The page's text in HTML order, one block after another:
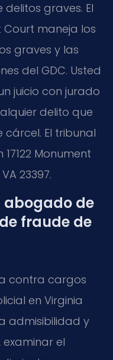
graves. El
Court maneja los
graves y las
del GDC. Usted
juicio con jurado
delito que
El tribunal
Monument
23397.
abogado de
fraude de
contra cargos
en Virginia
admisibilidad y
el